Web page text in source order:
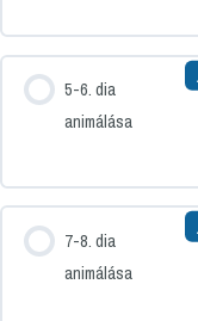
5-6. dia
animálása
7-8. dia
animálása